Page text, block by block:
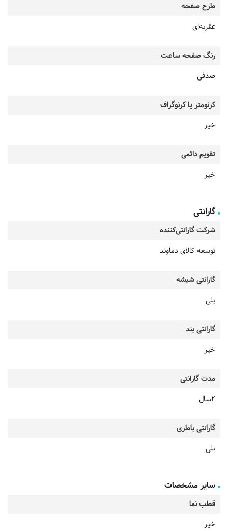
طرح صفحه
عقربه‌ای
رنگ صفحه ساعت
صدفی
کرنومتر یا کرنوگراف
خیر
تقویم دائمی
خیر
گارانتی
شرکت گارانتی‌کننده
توسعه کالای دماوند
گارانتی شیشه
بلی
گارانتی بند
خیر
مدت گارانتی
2سال
گارانتی باطری
بلی
سایر مشخصات
قطب نما
خیر